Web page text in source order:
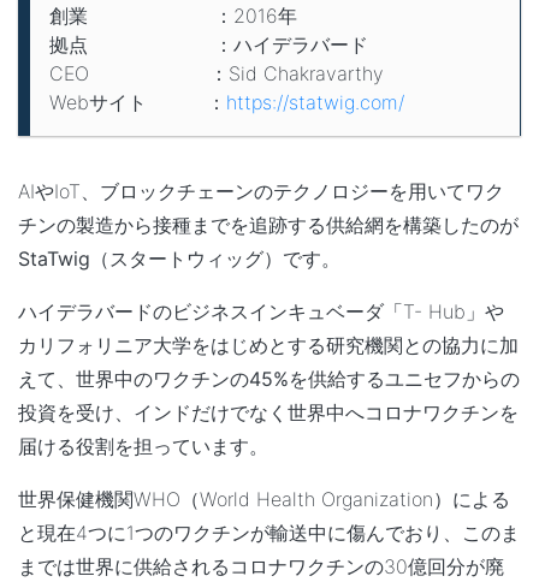
創業 ：2016年
拠点 ：ハイデラバード
CEO ：Sid Chakravarthy
Webサイト ： https://statwig.com/
AIやIoT、ブロックチェーンのテクノロジーを用いてワク
チンの製造から接種までを追跡する供給網を構築したのが
StaTwig （スタートウィッグ）です。
ハイデラバードのビジネスインキュベーダ「T- Hub」や
カリフォリニア大学をはじめとする研究機関との協力に加
えて、 世界中のワクチンの45%を供給するユニセフからの
投資を受け、インドだけでなく世界中へコロナワクチンを
届ける役割を担っています。
世界保健機関WHO（World Health Organization）による
と現在4つに1つのワクチンが輸送中に傷んでおり、このま
までは世界に供給されるコロナワクチンの30億回分が廃